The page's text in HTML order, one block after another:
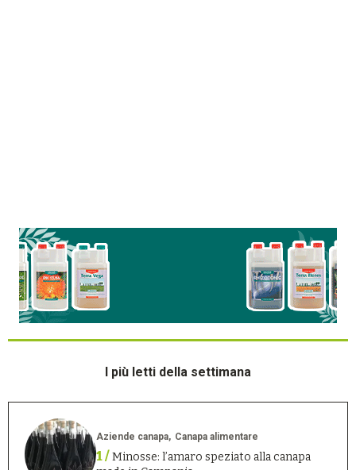
I più letti della settimana
Aziende canapa Canapa alimentare
1 /Minosse: l’amaro speziato alla canapa